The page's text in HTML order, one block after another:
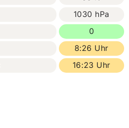
1030 hPa
0
8:26 Uhr
16:23 Uhr